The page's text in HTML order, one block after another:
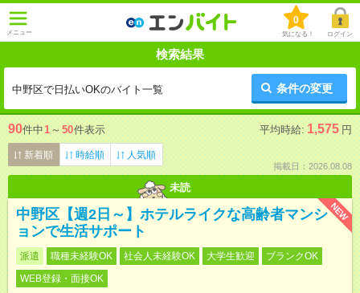
メニュー
0
気になる！ ログイン
検索結果
中野区で日払いOKのバイト一覧 条件の変更
90件中1 ～ 50件表示 平均時給: 1,575 円
新着順 時給順 人気順
掲載日：2026.08.08
未読
NEW
中野区【週2日～】ホテルライクな高齢者マンシ
ョンで生活サポート
派遣 職種未経験OK 社会人未経験OK 大学生歓迎
ブランクOK
WEB登録・面接OK